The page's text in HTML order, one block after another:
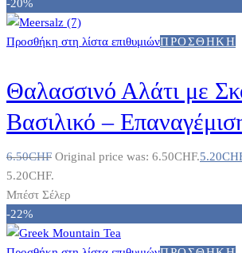
-20%
Προσθήκη στη λίστα επιθυμιώνΠΡΟΣΘΉΚΗ
Θαλασσινό Αλάτι με
Βασιλικό –
6.50CHF Original price was: 6.50CHF.5.20
5.20CHF.
Μπέστ Σέλερ
-22%